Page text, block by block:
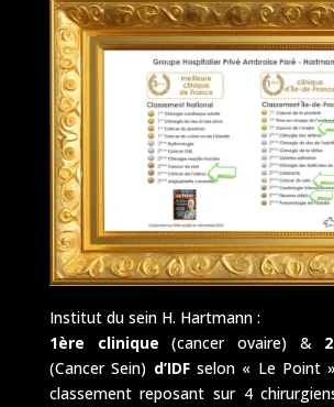
Institut du sein H. Hartmann :
1ère clinique(cancer ovaire) &
(Cancer Sein) d’IDF selon « Le Point
classement reposant sur 4